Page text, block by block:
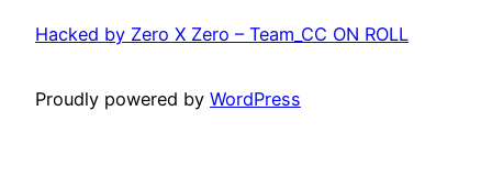
Hacked by Zero X Zero – Team_CC ON ROLL
Proudly powered by WordPress